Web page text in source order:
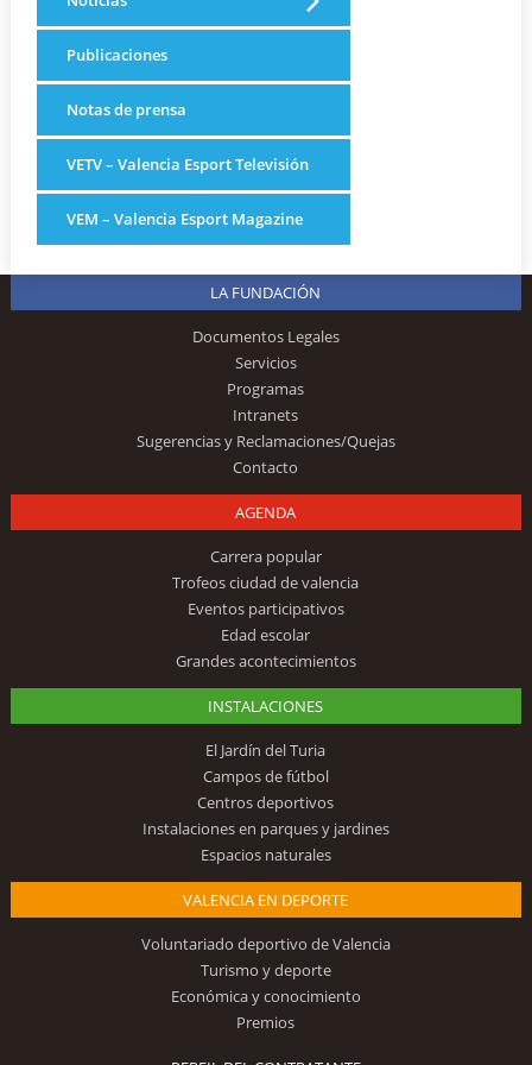
Publicaciones
Notas de prensa
VETV – Valencia Esport Televisión
VEM – Valencia Esport Magazine
LA FUNDACIÓN
Documentos Legales
Servicios
Programas
Intranets
Sugerencias y Reclamaciones/Quejas
Contacto
AGENDA
Carrera popular
Trofeos ciudad de valencia
Eventos participativos
Edad escolar
Grandes acontecimientos
INSTALACIONES
El Jardín del Turia
Campos de fútbol
Centros deportivos
Instalaciones en parques y jardines
Espacios naturales
VALENCIA EN DEPORTE
Voluntariado deportivo de Valencia
Turismo y deporte
Económica y conocimiento
Premios